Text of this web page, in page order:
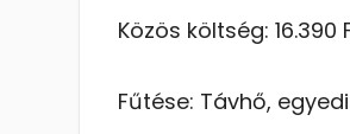
Közös költség: 16.390
Fűtése: Távhő,